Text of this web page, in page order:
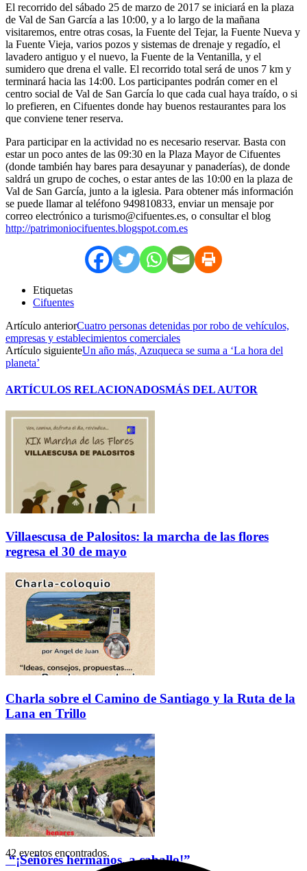
El recorrido del sábado 25 de marzo de 2017 se iniciará en la plaza
de Val de San García a las 10:00, y a lo largo de la mañana
visitaremos, entre otras cosas, la Fuente del Tejar, la Fuente Nueva y
la Fuente Vieja, varios pozos y sistemas de drenaje y regadío, el
lavadero antiguo y el nuevo, la Fuente de la Ventanilla, y el
sumidero que drena el valle. El recorrido total será de unos 7 km y
terminará hacia las 14:00. Los participantes podrán comer en el
centro social de Val de San García lo que cada cual haya traído, o si
lo prefieren, en Cifuentes donde hay buenos restaurantes para los
que conviene tener reserva.
Para participar en la actividad no es necesario reservar. Basta con
estar un poco antes de las 09:30 en la Plaza Mayor de Cifuentes
(donde también hay bares para desayunar y panaderías), de donde
saldrá un grupo de coches, o estar antes de las 10:00 en la plaza de
Val de San García, junto a la iglesia. Para obtener más información
se puede llamar al teléfono 949810833, enviar un mensaje por
correo electrónico a turismo@cifuentes.es, o consultar el blog
http://patrimoniocifuentes.blogspot.com.es
Etiquetas
Cifuentes
Artículo anteriorCuatro personas detenidas por robo de vehículos,
empresas y establecimientos comerciales
Artículo siguienteUn año más, Azuqueca se suma a ‘La hora del
planeta’
ARTÍCULOS RELACIONADOSMÁS DEL AUTOR
Villaescusa de Palositos: la marcha de las flores
regresa el 30 de mayo
Charla sobre el Camino de Santiago y la Ruta de la
Lana en Trillo
“¡Señores hermanos, a caballo!”
42 eventos encontrados.